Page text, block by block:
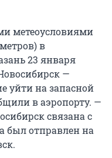
метеоусловиями
в
23 января
—
уйти на запасной
в аэропорту. —
связана с
был отправлен на